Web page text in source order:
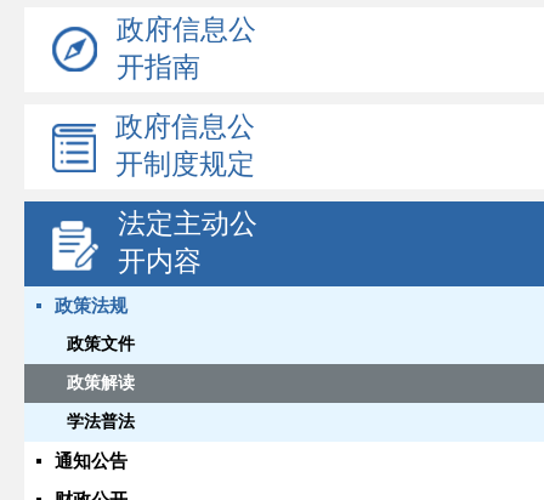
政府信息公
开指南
政府信息公
开制度规定
法定主动公
开内容
政策法规
政策文件
政策解读
学法普法
通知公告